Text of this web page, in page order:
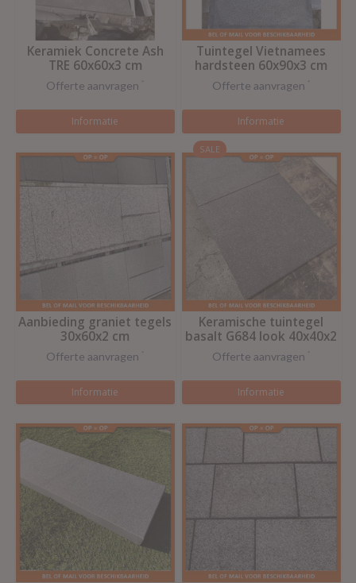
Keramiek Concrete Ash
TRE 60x60x3 cm
Offerte aanvragen *
Informatie
SALE
Tuintegel Vietnamees
hardsteen 60x90x3 cm
Offerte aanvragen *
Informatie
Aanbieding graniet tegels
30x60x2 cm
Offerte aanvragen *
Informatie
Keramische tuintegel
basalt G684 look 40x40x2
Offerte aanvragen *
Informatie